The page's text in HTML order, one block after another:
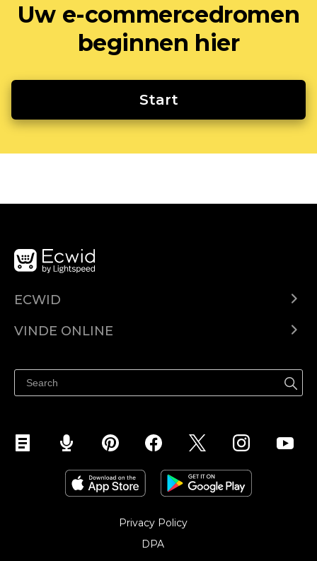
Uw e-commercedromen
beginnen hier
Start
ECWID
Prețuri
VINDE ONLINE
Vinde pe Facebook
Vinde pe Instagram
Privacy Policy
DPA